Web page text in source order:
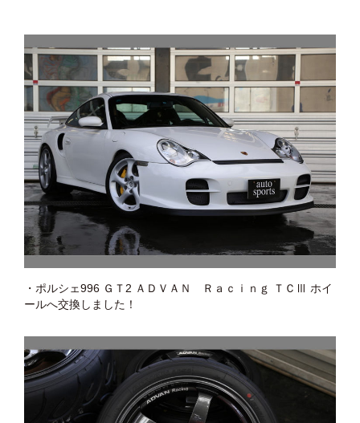
・ポルシェ996 ＧＴ2 ＡＤＶＡＮ Ｒａｃｉｎｇ ＴＣⅢ ホイ
ールへ交換しました！